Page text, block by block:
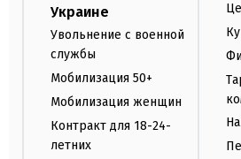
Украине
Увольнение с военной
службы
Мобилизация 50+
Мобилизация женщин
Контракт для 18-24-
летних